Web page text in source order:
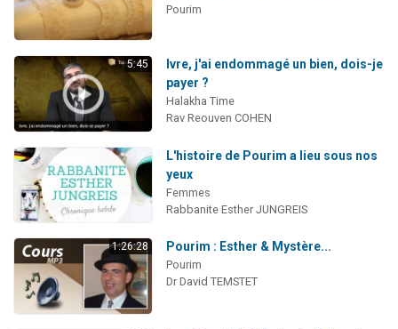
Pourim
5:45
Ivre, j'ai endommagé un bien, dois-je
payer ?
Halakha Time
Rav Reouven COHEN
L'histoire de Pourim a lieu sous nos
yeux
Femmes
Rabbanite Esther JUNGREIS
1:26:28 Pourim : Esther & Mystère...
Pourim
Dr David TEMSTET